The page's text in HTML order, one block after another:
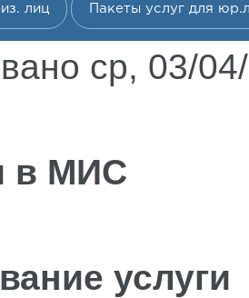
лиц Пакеты услуг для
ср, 03/
в МИС
услуги